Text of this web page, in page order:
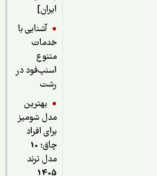
آشنایی با
خدمات
اسنپ‌فود در
بهترین
مدل شومیز
برای افراد
چاق؛ 10
مدل ترند